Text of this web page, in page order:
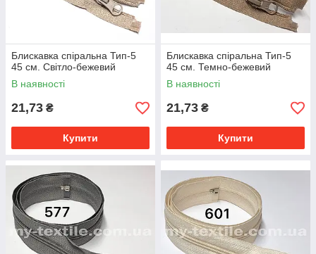
Блискавка спіральна Тип-5
45 см. Світло-бежевий
В наявності
21,73 ₴
Купити
Блискавка спіральна Тип-5
45 см. Темно-бежевий
В наявності
21,73 ₴
Купити